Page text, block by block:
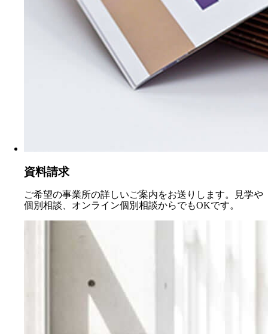
資料請求
ご希望の事業所の詳しいご案内をお送りします。見学や
個別相談、オンライン個別相談からでもOKです。